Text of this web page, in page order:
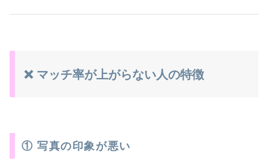
❌ マッチ率が上がらない人の特徴
① 写真の印象が悪い